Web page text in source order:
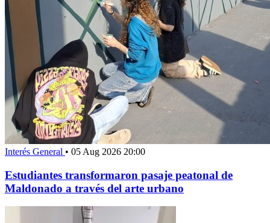
Interés General • 05 Aug 2026 20:00
Estudiantes transformaron pasaje peatonal de
Maldonado a través del arte urbano